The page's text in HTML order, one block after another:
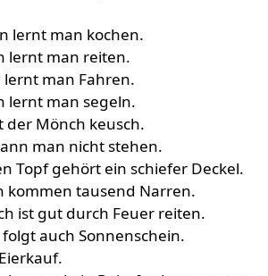
lernt man kochen.
lernt man reiten.
man Fahren.
lernt man segeln.
der Mönch keusch.
man nicht stehen.
Topf gehört ein schiefer Deckel.
kommen tausend Narren.
ist gut durch Feuer reiten.
auch Sonnenschein.